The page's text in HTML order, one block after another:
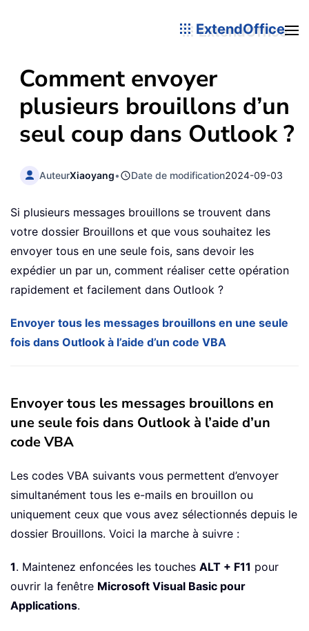
ExtendOffice
Comment envoyer
plusieurs brouillons d’un
seul coup dans Outlook ?
AuteurXiaoyang• Date de modification2024-09-03
Si plusieurs messages brouillons se trouvent dans
votre dossier Brouillons et que vous souhaitez les
envoyer tous en une seule fois, sans devoir les
expédier un par un, comment réaliser cette opération
rapidement et facilement dans Outlook ?
Envoyer tous les messages brouillons en une seule
fois dans Outlook à l’aide d’un code VBA
Envoyer tous les messages brouillons en
une seule fois dans Outlook à l’aide d’un
code VBA
Les codes VBA suivants vous permettent d’envoyer
simultanément tous les e-mails en brouillon ou
uniquement ceux que vous avez sélectionnés depuis le
dossier Brouillons. Voici la marche à suivre :
1. Maintenez enfoncées les touches ALT + F11 pour
ouvrir la fenêtre Microsoft Visual Basic pour
Applications.